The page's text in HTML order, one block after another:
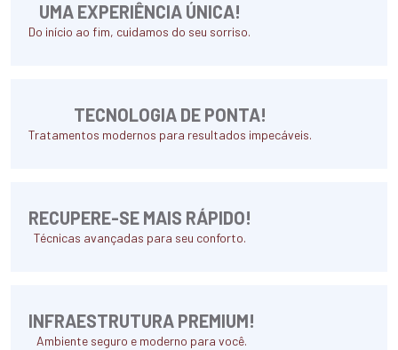
UMA EXPERIÊNCIA ÚNICA!
Do início ao fim, cuidamos do seu sorriso.
TECNOLOGIA DE PONTA!
Tratamentos modernos para resultados impecáveis.
RECUPERE-SE MAIS RÁPIDO!
Técnicas avançadas para seu conforto.
INFRAESTRUTURA PREMIUM!
Ambiente seguro e moderno para você.